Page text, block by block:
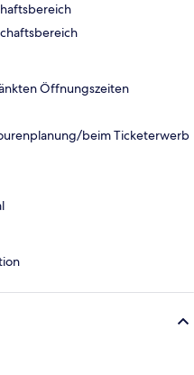
Öffnungszeiten
beim Ticketerwerb